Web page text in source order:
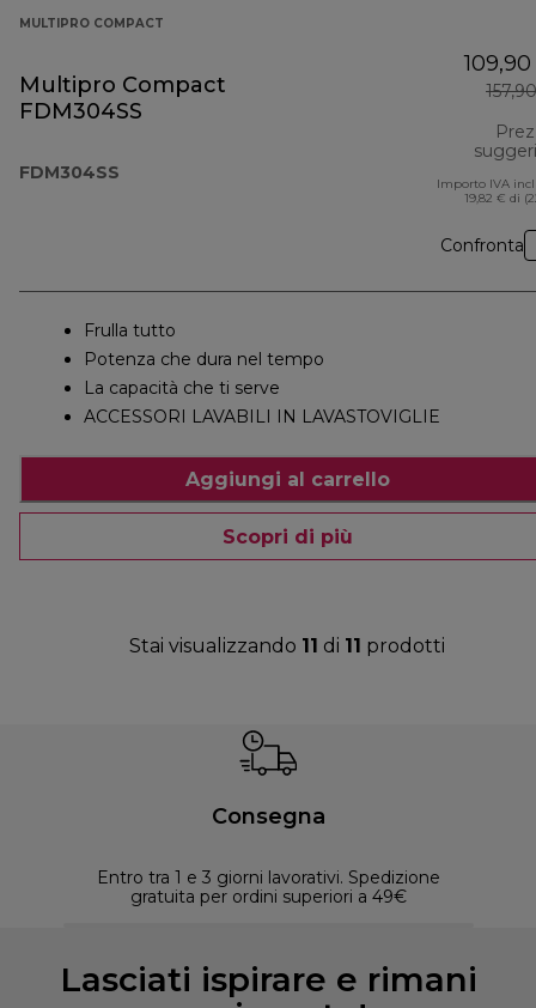
MULTIPRO COMPACT
Multipro Compact
FDM304SS
FDM304SS
Importo IVA
19,82 € di
Confronta
Frulla tutto
Potenza che dura nel tempo
La capacità che ti serve
ACCESSORI LAVABILI IN LAVASTOVIGLIE
Aggiungi al carrello
Scopri di più
Stai visualizzando 11 di 11 prodotti
Consegna
Entro tra 1 e 3 giorni lavorativi. Spedizione
gratuita per ordini superiori a 49€
Lasciati ispirare e rimani